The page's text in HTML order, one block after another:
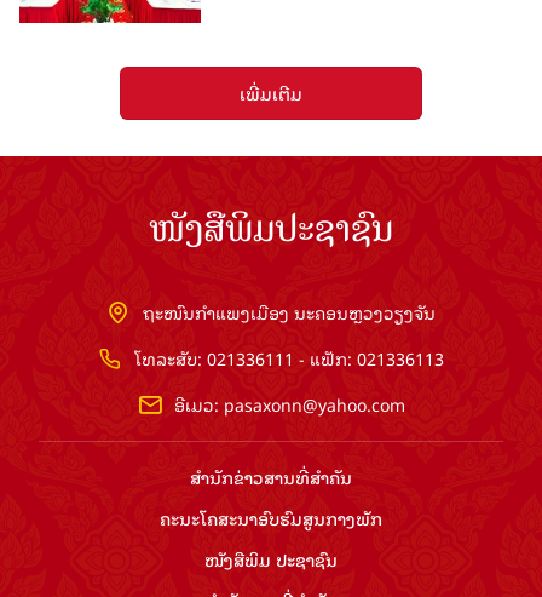
ເພີ່ມເຕີມ
ໜັງສືພິມປະຊາຊົນ
ຖະໜົນກຳແພງເມືອງ ນະຄອນຫຼວງວຽງຈັນ
ໂທລະສັບ: 021336111 - ແຟັກ: 021336113
ອີເມວ: pasaxonn@yahoo.com
ສຳ​ນັກ​ຂ່າວ​ສານ​ທີ່​ສຳ​ຄັນ​
ຄະນະໂຄສະນາອົບຮົມ​ສູນ​ກາງ​ພັກ
ໜັງສືພິມ ປະ​ຊາ​ຊົນ